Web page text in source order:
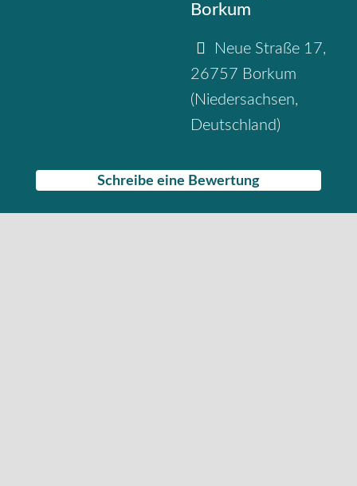
Borkum
Neue Straße 17,
26757 Borkum
( Niedersachsen,
Deutschland)
Schreibe eine Bewertung